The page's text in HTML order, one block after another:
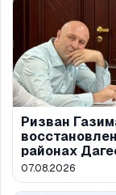
Ризван
районах
07.08.2026